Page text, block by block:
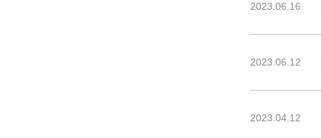
2023.06.16
2023.06.12
2023.04.12